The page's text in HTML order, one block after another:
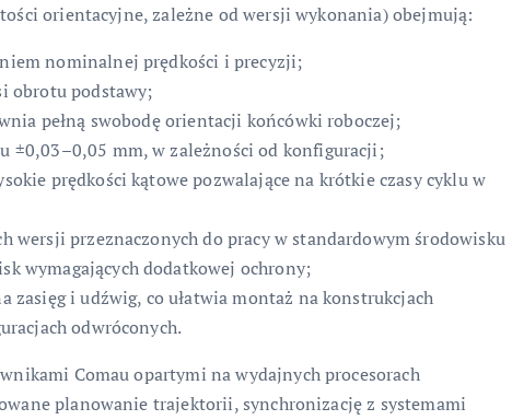
orientacyjne, zależne od wersji wykonania) obejmują:
nominalnej prędkości i precyzji;
obrotu podstawy;
pełną swobodę orientacji końcówki roboczej;
±0,03–0,05 mm, w zależności od konfiguracji;
prędkości kątowe pozwalające na krótkie czasy cyklu w
wersji przeznaczonych do pracy w standardowym środowisku
wymagających dodatkowej ochrony;
zasięg i udźwig, co ułatwia montaż na konstrukcjach
odwróconych.
Comau opartymi na wydajnych procesorach
planowanie trajektorii, synchronizację z systemami